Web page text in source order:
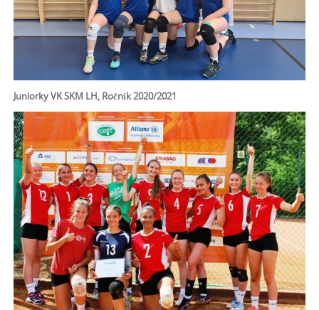
Juniorky VK SKM LH, Ročník 2020/2021